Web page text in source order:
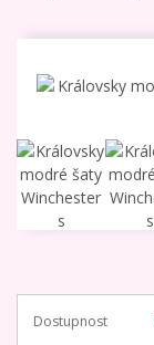
Dostupnost